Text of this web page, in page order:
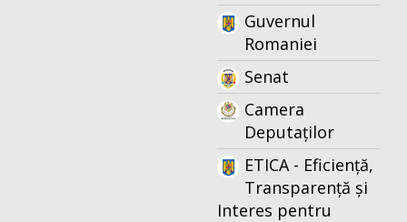
Guvernul
Romaniei
Senat
Camera
Deputaților
ETICA - Eficiență,
Transparență și
Interes pentru